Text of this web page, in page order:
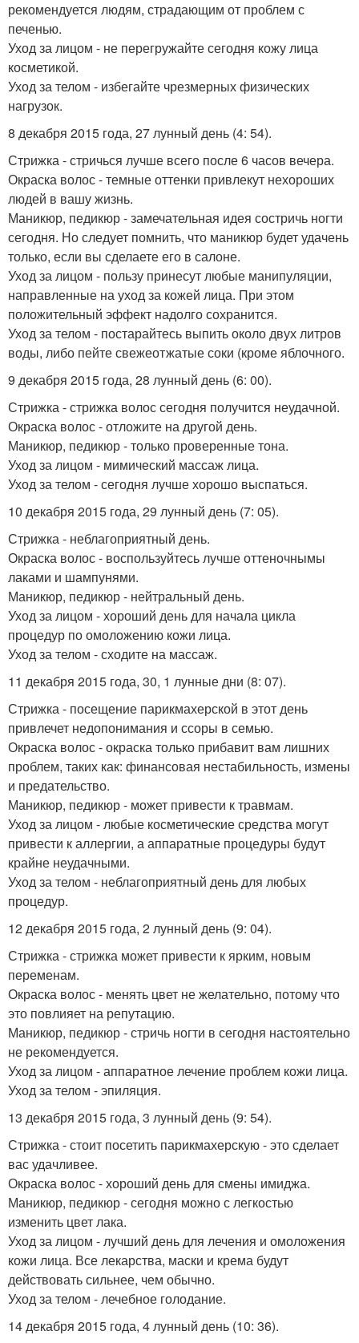
рекомендуется людям, страдающим от проблем с
печенью.
Уход за лицом - не перегружайте сегодня кожу лица
косметикой.
Уход за телом - избегайте чрезмерных физических
нагрузок.
8 декабря 2015 года, 27 лунный день (4: 54).
Стрижка - стричься лучше всего после 6 часов вечера.
Окраска волос - темные оттенки привлекут нехороших
людей в вашу жизнь.
Маникюр, педикюр - замечательная идея состричь ногти
сегодня. Но следует помнить, что маникюр будет удачень
только, если вы сделаете его в салоне.
Уход за лицом - пользу принесут любые манипуляции,
направленные на уход за кожей лица. При этом
положительный эффект надолго сохранится.
Уход за телом - постарайтесь выпить около двух литров
воды, либо пейте свежеотжатые соки (кроме яблочного.
9 декабря 2015 года, 28 лунный день (6: 00).
Стрижка - стрижка волос сегодня получится неудачной.
Окраска волос - отложите на другой день.
Маникюр, педикюр - только проверенные тона.
Уход за лицом - мимический массаж лица.
Уход за телом - сегодня лучше хорошо выспаться.
10 декабря 2015 года, 29 лунный день (7: 05).
Стрижка - неблагоприятный день.
Окраска волос - воспользуйтесь лучше оттеночнымы
лаками и шампунями.
Маникюр, педикюр - нейтральный день.
Уход за лицом - хороший день для начала цикла
процедур по омоложению кожи лица.
Уход за телом - сходите на массаж.
11 декабря 2015 года, 30, 1 лунные дни (8: 07).
Стрижка - посещение парикмахерской в этот день
привлечет недопонимания и ссоры в семью.
Окраска волос - окраска только прибавит вам лишних
проблем, таких как: финансовая нестабильность, измены
и предательство.
Маникюр, педикюр - может привести к травмам.
Уход за лицом - любые косметические средства могут
привести к аллергии, а аппаратные процедуры будут
крайне неудачными.
Уход за телом - неблагоприятный день для любых
процедур.
12 декабря 2015 года, 2 лунный день (9: 04).
Стрижка - стрижка может привести к ярким, новым
переменам.
Окраска волос - менять цвет не желательно, потому что
это повлияет на репутацию.
Маникюр, педикюр - стричь ногти в сегодня настоятельно
не рекомендуется.
Уход за лицом - аппаратное лечение проблем кожи лица.
Уход за телом - эпиляция.
13 декабря 2015 года, 3 лунный день (9: 54).
Стрижка - стоит посетить парикмахерскую - это сделает
вас удачливее.
Окраска волос - хороший день для смены имиджа.
Маникюр, педикюр - сегодня можно с легкостью
изменить цвет лака.
Уход за лицом - лучший день для лечения и омоложения
кожи лица. Все лекарства, маски и крема будут
действовать сильнее, чем обычно.
Уход за телом - лечебное голодание.
14 декабря 2015 года, 4 лунный день (10: 36).